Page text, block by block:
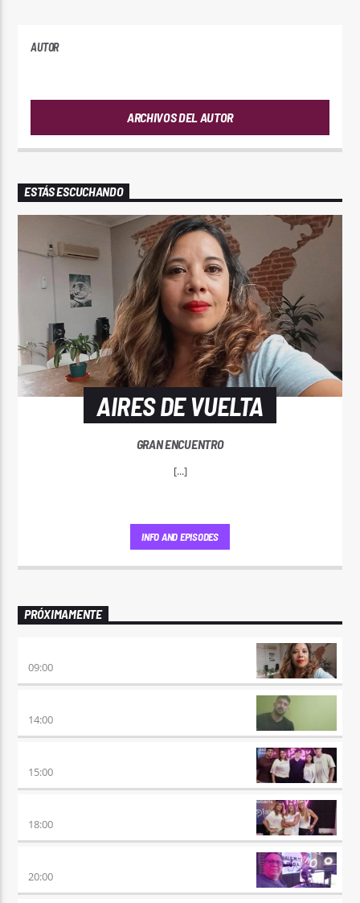
AUTOR
ARCHIVOS DEL AUTOR
ESTÁS ESCUCHANDO
AIRES DE VUELTA
GRAN ENCUENTRO
[...]
INFO AND EPISODES
PRÓXIMAMENTE
09:00
14:00
15:00
18:00
20:00